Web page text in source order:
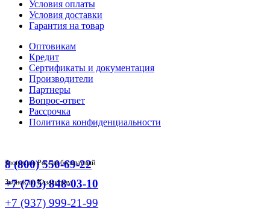
Условия оплаты
Условия доставки
Гарантия на товар
Оптовикам
Кредит
Сертификаты и документация
Производители
Партнеры
Вопрос-ответ
Рассрочка
Политика конфиденциальности
8 (800) 550-69-22
Звонок по России бесплатный
+7 (705) 848-03-10
Звонок по Казахстану
+7 (937) 999-21-99